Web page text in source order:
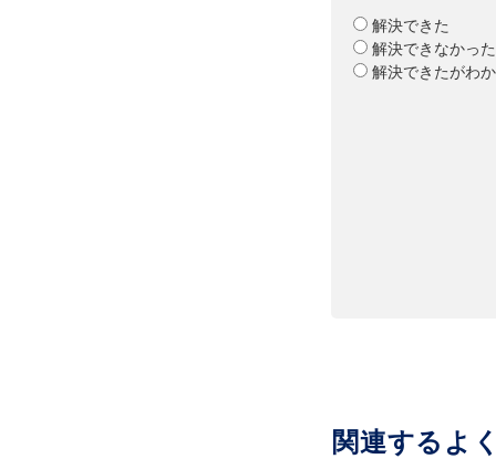
解決できた
解決できなかった
解決できたがわ
関連するよ